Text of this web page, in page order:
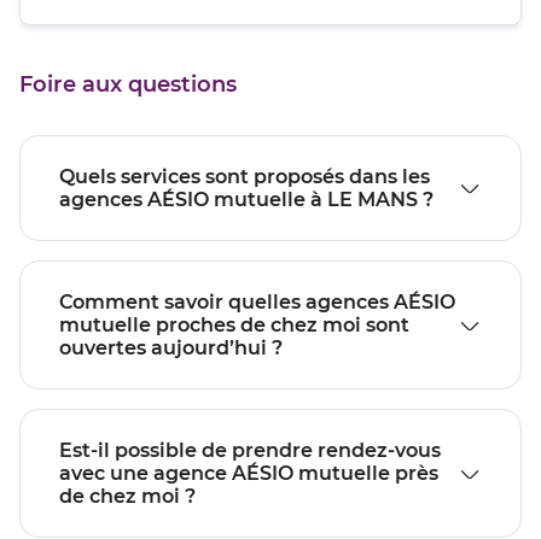
du
MANS
de
Foire aux questions
Quels services sont proposés dans les
agences AÉSIO mutuelle à LE MANS ?
Comment savoir quelles agences AÉSIO
mutuelle proches de chez moi sont
ouvertes aujourd’hui ?
Est-il possible de prendre rendez-vous
avec une agence AÉSIO mutuelle près
de chez moi ?